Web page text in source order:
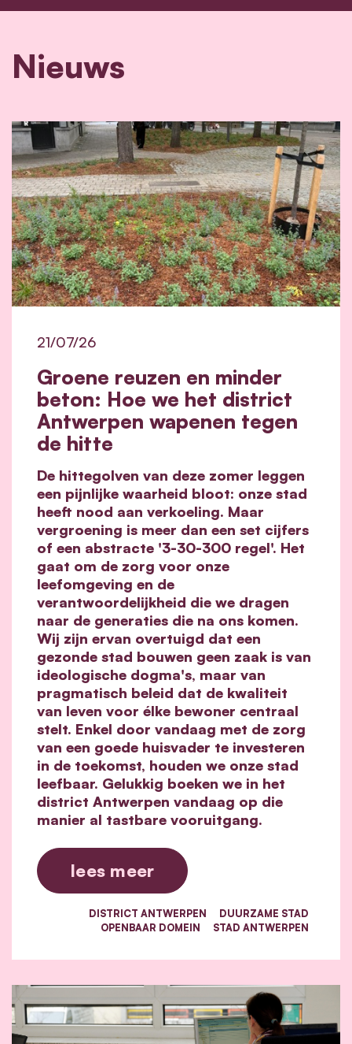
Nieuws
Groene reuzen en minder
beton: Hoe we het district
Antwerpen wapenen tegen
de hitte
21/07/26
De hittegolven van deze zomer leggen
een pijnlijke waarheid bloot: onze stad
heeft nood aan verkoeling. Maar
vergroening is meer dan een set cijfers
of een abstracte '3-30-300 regel'. Het
gaat om de zorg voor onze
leefomgeving en de
verantwoordelijkheid die we dragen
naar de generaties die na ons komen.
Wij zijn ervan overtuigd dat een
gezonde stad bouwen geen zaak is van
ideologische dogma's, maar van
pragmatisch beleid dat de kwaliteit
van leven voor élke bewoner centraal
stelt. Enkel door vandaag met de zorg
van een goede huisvader te investeren
in de toekomst, houden we onze stad
leefbaar. Gelukkig boeken we in het
district Antwerpen vandaag op die
manier al tastbare vooruitgang.
lees meer
DISTRICT ANTWERPEN
DUURZAME STAD
OPENBAAR DOMEIN
STAD ANTWERPEN